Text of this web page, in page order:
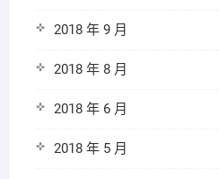
2018 年 9 月
2018 年 8 月
2018 年 6 月
2018 年 5 月